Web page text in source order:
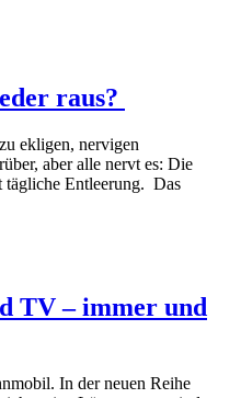
raus?
ekligen, nervigen
aber alle nervt es: Die
tägliche Entleerung. Das
TV – immer und
In der neuen Reihe